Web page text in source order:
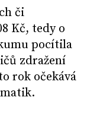
či
Kč, tedy o
pocítila
zdražení
rok očekává